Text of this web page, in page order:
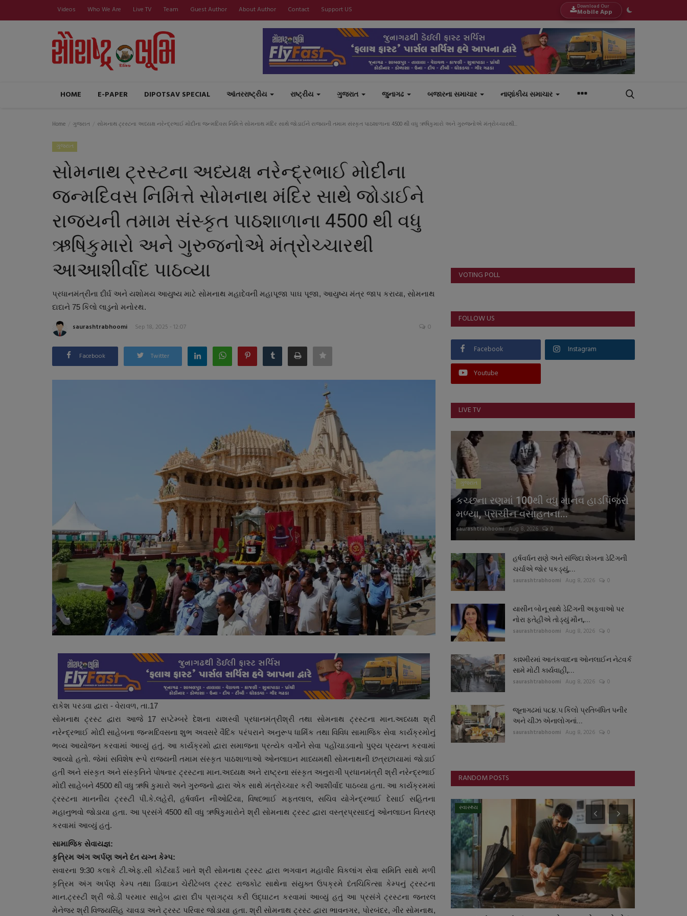
Videos Who We Are Live TV Team Guest Author About Author Contact Support US Download Our
Mobile App
HOME E-PAPER DIPOTSAV SPECIAL આંતરરાષ્ટ્રીય રાષ્ટ્રીય ગુજરાત જુનાગઢ બજારના સમાચાર નાણાંકીય સમાચાર
Home ગુજરાત સોમનાથ ટ્રસ્ટના અધ્યક્ષ નરેન્દ્રભાઈ મોદીના જન્મદિવસ નિમિત્તે સોમનાથ મંદિર સાથે જોડાઈને રાજ્યની તમામ સંસ્કૃત પાઠશાળાના 4500 થી વધુ ઋષિકુમારો અને ગુરુજનોએ મંત્રોચ્ચારથી...
ગુજરાત
સોમનાથ ટ્રસ્ટના અધ્યક્ષ નરેન્દ્રભાઈ મોદીના
જન્મદિવસ નિમિત્તે સોમનાથ મંદિર સાથે જોડાઈને
રાજ્યની તમામ સંસ્કૃત પાઠશાળાના 4500 થી વધુ
ઋષિકુમારો અને ગુરુજનોએ મંત્રોચ્ચારથી
આઆશીર્વાદ પાઠવ્યા
પ્રધાનમંત્રીના દીર્ઘ અને યશોમય આયુષ્ય માટે સોમનાથ મહાદેવની મહાપૂજા પાઘ પૂજા, આયુષ્ય મંત્ર જાપ કરાયા, સોમનાથ
દાદાને 75 કિલો લાડુનો મનોરથ.
saurashtrabhoomi Sep 18, 2025 - 12:07 0
Facebook Twitter
રાકેશ પરડવા દ્વારા - વેરાવળ, તા.17
સોમનાથ ટ્રસ્ટ દ્વારા આજે 17 સપ્ટેમ્બરે દેશના યશસ્વી પ્રધાનમંત્રીશ્રી તથા સોમનાથ ટ્રસ્ટના માન.અધ્યક્ષ શ્રી
નરેન્દ્રભાઈ મોદી સાહેબના જન્મદિવસના શુભ અવસરે વૈદિક પરંપરાને અનુરૂપ ધાર્મિક તથા વિવિધ સામાજિક સેવા કાર્યક્રમોનું
ભવ્ય આયોજન કરવામાં આવ્યું હતું. આ કાર્યક્રમો દ્વારા સમાજના પ્રત્યેક વર્ગોને સેવા પહોંચાડવાનો પુણ્ય પ્રયત્ન કરવામાં
આવ્યો હતો. જેમાં સવિશેષ રૂપે રાજ્યની તમામ સંસ્કૃત પાઠશાળાઓ ઓનલાઇન માધ્યમથી સોમનાથની છત્રછાયામાં જોડાઈ
હતી અને સંસ્કૃત અને સંસ્કૃતિને પોષનાર ટ્રસ્ટના માન.અધ્યક્ષ અને રાષ્ટ્રના સંસ્કૃત અનુરાગી પ્રધાનમંત્રી શ્રી નરેન્દ્રભાઈ
મોદી સાહેબને 4500 થી વધુ ઋષિ કુમારો અને ગુરુજનો દ્વારા એક સાથે મંત્રોચ્ચાર કરી આશીર્વાદ પાઠવ્યા હતા. આ કાર્યક્રમમાં
ટ્રસ્ટના માનનીય ટ્રસ્ટી પી.કે.લહેરી, હર્ષવર્ધન નીઓટિયા, વિષદભાઈ મફતલાલ, સચિવ યોગેન્દ્રભાઈ દેસાઈ સહિતના
મહાનુભવો જોડાયા હતા. આ પ્રસંગે 4500 થી વધુ ઋષિકુમારોને શ્રી સોમનાથ ટ્રસ્ટ દ્વારા વસ્ત્રપ્રસાદનું ઓનલાઇન વિતરણ
કરવામાં આવ્યું હતું.
સામાજિક સેવાયજ્ઞ:
કૃત્રિમ અંગ અર્પણ અને દંત યગ્ન કેમ્પ:
સવારના 9:30 કલાકે ટી.એફ.સી કોર્ટયાર્ડ ખાતે શ્રી સોમનાથ ટ્રસ્ટ દ્વારા ભગવાન મહાવીર વિકલાંગ સેવા સમિતિ સાથે મળી
કૃત્રિમ અંગ અર્પણ કેમ્પ તથા ડિવાઇન ચેરીટેબલ ટ્રસ્ટ રાજકોટ સાથેના સંયુક્ત ઉપક્રમે દંતચિકિત્સા કેમ્પનું ટ્રસ્ટના
માન.ટ્રસ્ટી શ્રી જે.ડી પરમાર સાહેબ દ્વારા દીપ પ્રાગટ્ય કરી ઉદ્ઘાટન કરવામાં આવ્યું હતું આ પ્રસંગે ટ્રસ્ટના જનરલ
મેનેજર શ્રી વિજયસિંહ ચાવડા અને ટ્રસ્ટ પરિવાર જોડાયા હતા. શ્રી સોમનાથ ટ્રસ્ટ દ્વારા ભાવનગર, પોરબંદર, ગીર સોમનાથ,
VOTING POLL
FOLLOW US
Facebook Instagram
Youtube
LIVE TV
ગુજરાત
કચ્છના રણમાં 100થી વધુ માનવ હાડપિંજરો
મળ્યા, પ્રાચીન વસાહતના...
saurashtrabhoomi Aug 8, 2026 0
હર્ષવર્ધન રાણે અને સંજિદા શેખના ડેટિંગની
ચર્ચાએ જોર પકડ્યું,...
saurashtrabhoomi Aug 8, 2026 0
યાસીન બોનૂ સાથે ડેટિંગની અફવાઓ પર
નોરા ફતેહીએ તોડ્યું મૌન,...
saurashtrabhoomi Aug 8, 2026 0
કાશ્મીરમાં આતંકવાદના ઓનલાઈન નેટવર્ક
સામે મોટી કાર્યવાહી,...
saurashtrabhoomi Aug 8, 2026 0
જૂનાગઢમાં ૫૮૪.૫ કિલો પ્રતિબંધિત પનીર
અને ચીઝ એનાલોગનાં...
saurashtrabhoomi Aug 8, 2026 0
RANDOM POSTS
સ્થાનિક સમાચાર સ્વાસ્થ્ય